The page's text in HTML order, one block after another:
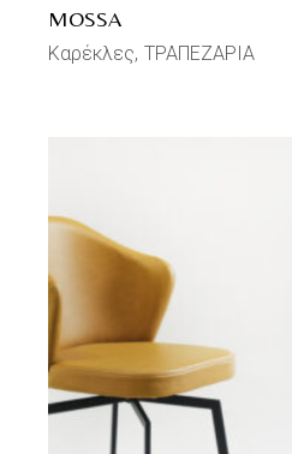
MOSSA
Καρέκλες ΤΡΑΠΕΖΑΡΙΑ